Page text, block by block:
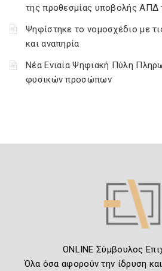
της προθεσμίας υποβολής
Ψηφίστηκε το νομοσχέδιο με
και αναπηρία
Νέα Ενιαία Ψηφιακή Πύλη
φυσικών προσώπων
ONLINE Σύμβουλος
Όλα όσα αφορούν την ίδρυση και